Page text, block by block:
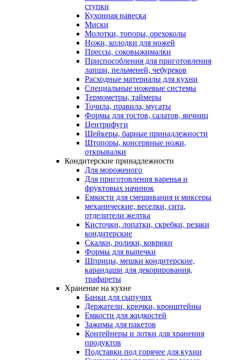
ступки
Кухонная навеска
Миски
Молотки, топоры, орехоколы
Ножи, колодки для ножей
Прессы, соковыжималки
Приспособления для приготовления
лапши, пельменей, чебуреков
Расходные материалы для кухни
Специальные ножевые системы
Термометры, таймеры
Точила, правила, мусаты
Формы для тостов, салатов, яичниц
Центрифуги
Шейкеры, барные принадлежности
Штопоры, консервные ножи,
открывалки
Кондитерские принадлежности
Для мороженого
Для приготовления варенья и
фруктовых начинок
Емкости для смешивания и миксеры
механические, веселки, сита,
отделители желтка
Кисточки, лопатки, скребки, резаки
кондитерские
Скалки, ролики, коврики
Формы для выпечки
Шприцы, мешки кондитерские,
карандаши для декорирования,
трафареты
Хранение на кухне
Банки для сыпучих
Держатели, крючки, кронштейны
Емкости для жидкостей
Зажимы для пакетов
Контейнеры и лотки для хранения
продуктов
Подставки под горячее для кухни